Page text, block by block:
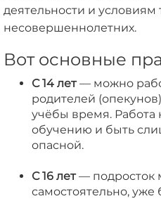
деятельности и условиям
несовершеннолетних.
Вот основные
С 14 лет— можно
родителей
учёбы время.
обучению и быть
опасной.
С 16 лет— подросток
самостоятельно,